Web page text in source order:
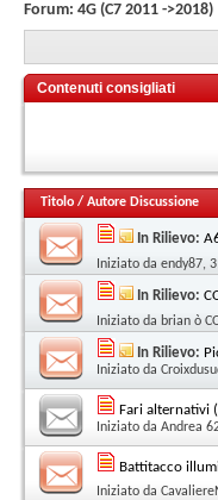
Forum: 4G (C7 2011 ->2018)
Contenuti consigliati
Titolo / Autore Discussione
In Rilievo:
Iniziato da endy87,
In Rilievo:
Iniziato da brian ò
In Rilievo:
Iniziato da
Fari alternativi
Iniziato da Andrea
Battitacco
Iniziato da